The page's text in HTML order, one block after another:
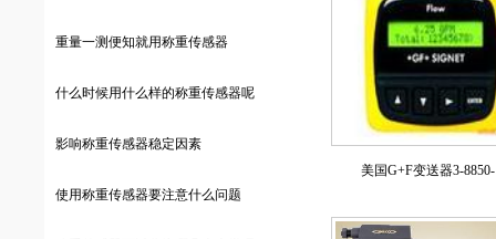
重量一测便知就用称重传感器
什么时候用什么样的称重传感器呢
影响称重传感器稳定因素
使用称重传感器要注意什么问题
美国G+F变送器3-